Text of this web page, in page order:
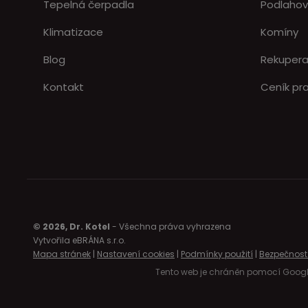
Tepelná čerpadla
Klimatizace
Blog
Kontakt
Komíny
Ceník
© 2026, Dr. Kotel - Všechna práva vyhrazena
Vytvořila eBRÁNA s.r.o.
Mapa stránek | Nastavení cookies | Podmínky použití |
Tento web je chráněn pomocí